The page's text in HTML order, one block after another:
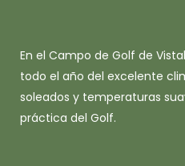
En el Campo de Golf de
todo el año del excelente
soleados y temperaturas
práctica del Golf.